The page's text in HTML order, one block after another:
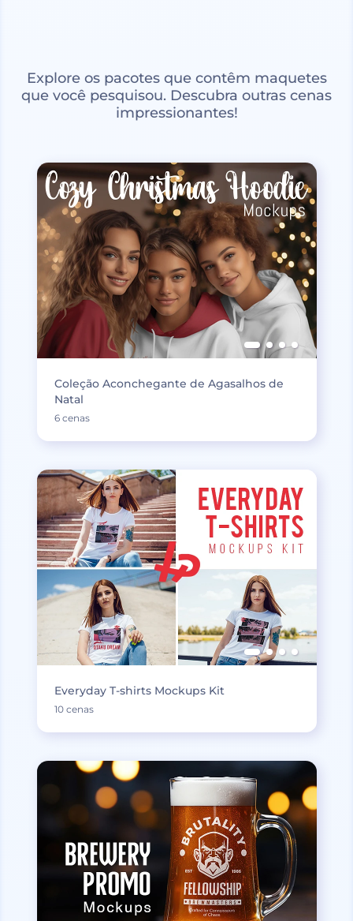
Explore os pacotes que contêm maquetes
que você pesquisou. Descubra outras cenas
impressionantes!
Coleção Aconchegante de Agasalhos de
Natal
6 cenas
Everyday T-shirts Mockups Kit
10 cenas